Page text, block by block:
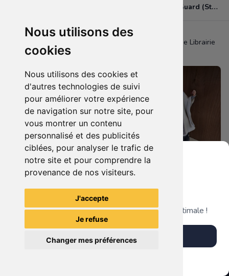
Nous utilisons des
cookies
Nous utilisons des cookies et
d'autres technologies de suivi
pour améliorer votre expérience
de navigation sur notre site, pour
vous montrer un contenu
personnalisé et des publicités
ciblées, pour analyser le trafic de
notre site et pour comprendre la
provenance de nos visiteurs.
J'accepte
Je refuse
Changer mes préférences
Statuette Royal Guard (Star Wars).
Nantaise
99.90 € 0
Statuette Harley Quinn
La Mystérieuse Librairie
189.90 €
La Mystérieuse Librairie
Nantaise
La Mystérieuse Librairie
Grenier du Geek
Télécharge notre app pour une expérience optimale !
Télécharger l'app